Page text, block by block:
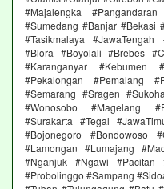
#Majalengka
#Sumedang #Banjar #Bekasi
#Tasikmalaya
#Blora #Boyolali #Brebes
#Karanganyar #Kebumen
#Pekalongan #Pemalang
#Semarang #Sragen
#Wonosobo #Magelang
#Surakarta #Tegal
#Bojonegoro #Bondowoso
#Lamongan #Lumajang
#Nganjuk #Ngawi #Pacitan
#Probolinggo #Sampang